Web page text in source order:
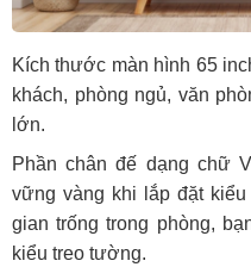
Kích thước màn hình 65
khách, phòng ngủ, văn
lớn.
Phần chân đế dạng chữ
vững vàng khi lắp đặt
gian trống trong phòng,
kiểu treo tường.